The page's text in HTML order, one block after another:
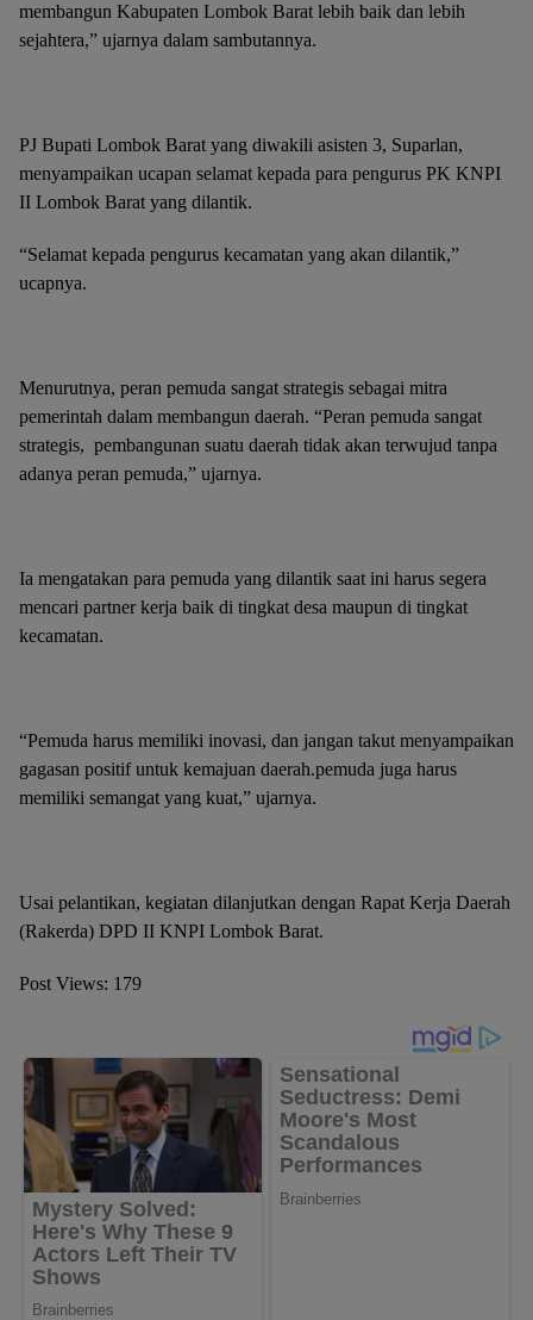
membangun Kabupaten Lombok Barat lebih baik dan lebih
sejahtera,” ujarnya dalam sambutannya.
PJ Bupati Lombok Barat yang diwakili asisten 3, Suparlan,
menyampaikan ucapan selamat kepada para pengurus PK KNPI
II Lombok Barat yang dilantik.
“Selamat kepada pengurus kecamatan yang akan dilantik,”
ucapnya.
Menurutnya, peran pemuda sangat strategis sebagai mitra
pemerintah dalam membangun daerah. “Peran pemuda sangat
strategis, pembangunan suatu daerah tidak akan terwujud tanpa
adanya peran pemuda,” ujarnya.
Ia mengatakan para pemuda yang dilantik saat ini harus segera
mencari partner kerja baik di tingkat desa maupun di tingkat
kecamatan.
“Pemuda harus memiliki inovasi, dan jangan takut menyampaikan
gagasan positif untuk kemajuan daerah.pemuda juga harus
memiliki semangat yang kuat,” ujarnya.
Usai pelantikan, kegiatan dilanjutkan dengan Rapat Kerja Daerah
(Rakerda) DPD II KNPI Lombok Barat.
Post Views: 179